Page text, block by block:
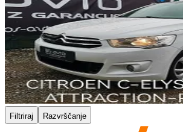
Filtriraj Razvrščanje